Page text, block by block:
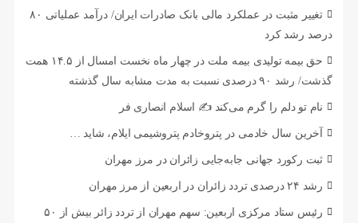
تغییر مثبت در عملکرد مالی بانک صادرات ایران/ درآمد عملیاتی ۸۰
درصد رشد کرد
حق بیمه تولیدی بیمه ملت در چهار ماه نخست امسال از ۱۴.۵ همت
گذشت/ رشد ۹۰ درصدی نسبت به مدت مشابه سال گذشته
نام تو دلم را گرم می‌کند ✍️ اسلام انصاری فر
آخرین سال خادمی در پتروخادم پتروشیمی ایلام، شاید …
ثبت رکورد جهانی جابه‌جایی زائران در مرز مهران
رشد ۲۴ درصدی تردد زائران در اربعین از مرز مهران
رئیس ستاد مرکزی اربعین: سهم مهران از تردد زائر بیش از ۵۰